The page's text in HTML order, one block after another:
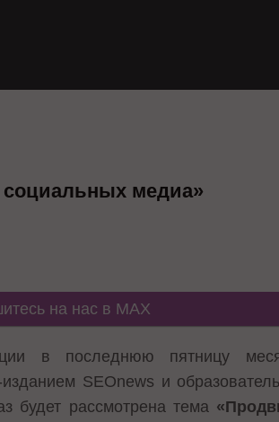
медиа»
на нас в MAX
в последнюю пятницу
изданием SEOnews и
будет рассмотрена тема